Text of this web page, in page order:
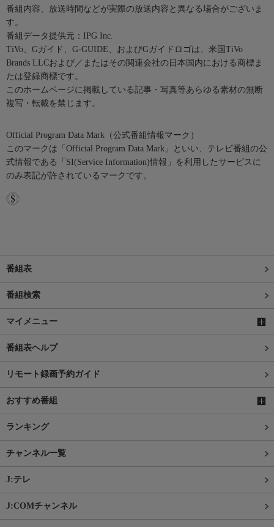
番組内容、放送時間などが実際の放送内容と異なる場合がございま
す。
番組データ提供元：IPG Inc.
TiVo、Gガイド、G-GUIDE、およびGガイドロゴは、米国TiVo
Brands LLCおよび／またはその関連会社の日本国内における商標ま
たは登録商標です。
このホームページに掲載している記事・写真等あらゆる素材の無断
複写・転載を禁じます。
Official Program Data Mark（公式番組情報マーク）
このマークは「Official Program Data Mark」といい、テレビ番組の公
式情報である「SI(Service Information)情報」を利用したサービスに
のみ表記が許されているマークです。
番組表
番組検索
マイメニュー
番組表ヘルプ
リモート録画予約ガイド
おすすめ番組
ランキング
チャンネル一覧
J:テレ
J:COMチャンネル